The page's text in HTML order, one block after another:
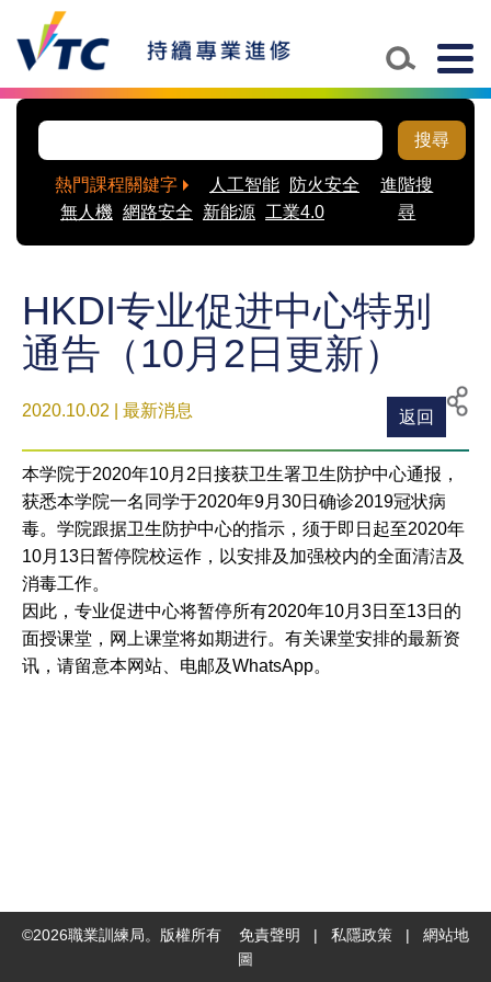
搜尋
熱門課程關鍵字 人工智能
防火安全
無人機 網路安全 新能源 工業4.0
進階搜
尋
HKDI专业促进中心特别
通告（10月2日更新）
至
社
交
平
2020.10.02 | 最新消息 返回
本学院于2020年10月2日接获卫生署卫生防护中心通报，
获悉本学院一名同学于2020年9月30日确诊2019冠状病
毒。学院跟据卫生防护中心的指示，须于即日起至2020年
10月13日暂停院校运作，以安排及加强校内的全面清洁及
消毒工作。
因此，专业促进中心将暂停所有2020年10月3日至13日的
面授课堂，网上课堂将如期进行。有关课堂安排的最新资
讯，请留意本网站、电邮及WhatsApp。
©2026職業訓練局。版權所有 免責聲明 | 私隱政策 | 網站地
圖